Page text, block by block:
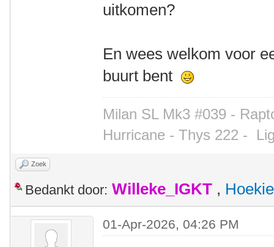
uitkomen?
En wees welkom voor
buurt bent
Milan SL Mk3 #039 -
Hurricane - Thys 222 -
Zoek
Bedankt door: Willeke_IGKT , Hoekie
01-Apr-2026, 04:26 PM